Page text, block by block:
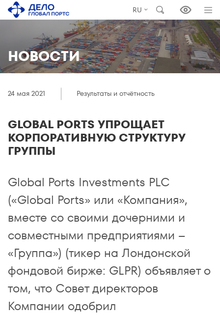
RU
НОВОСТИ
24 мая 2021 Результаты и отчётность
GLOBAL PORTS УПРОЩАЕТ
КОРПОРАТИВНУЮ СТРУКТУРУ
ГРУППЫ
Global Ports Investments PLC
(«Global Ports» или «Компания»,
вместе со своими дочерними и
совместными предприятиями –
«Группа») (тикер на Лондонской
фондовой бирже: GLPR) объявляет о
том, что Совет директоров
Компании одобрил